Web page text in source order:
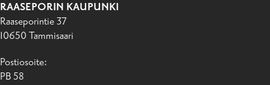
RAASEPORIN KAUPUNKI
Raaseporintie 37
10650 Tammisaari
Postiosoite:
PB 58